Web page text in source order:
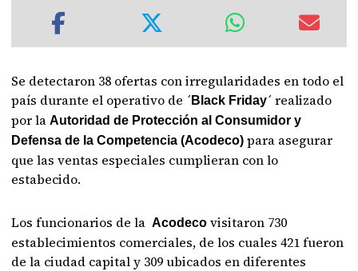
Se detectaron 38 ofertas con irregularidades en todo el
país durante el operativo de ´ Black Friday´ realizado
por laAutoridad de Protección al Consumidor y
Defensa de la Competencia (Acodeco) para asegurar
que las ventas especiales cumplieran con lo
estabecido.
Los funcionarios de laAcodeco visitaron 730
establecimientos comerciales, de los cuales 421 fueron
de la ciudad capital y 309 ubicados en diferentes